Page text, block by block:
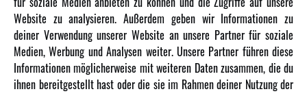
Karriere
Amewi Kataloge
MEHR VON AMEWI
Website zu analysieren. Außerdem geben wir Informationen zu
deiner Verwendung unserer Website an unsere Partner für soziale
Medien, Werbung und Analysen weiter. Unsere Partner führen diese
Informationen möglicherweise mit weiteren Daten zusammen, die du
ihnen bereitgestellt hast oder die sie im Rahmen deiner Nutzung der